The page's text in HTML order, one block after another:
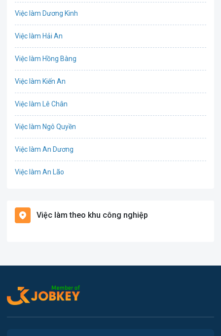
Văn Phòng
Lao Động Phổ Thông
Việc làm Dương Kinh
Việc làm Hải An
Việc làm Hồng Bàng
Việc làm Kiến An
Việc làm Lê Chân
Việc làm Ngô Quyền
Việc làm An Dương
Việc làm An Lão
Việc làm Cát Hải
Việc làm Tiên Lãng
Việc làm theo khu công nghiệp